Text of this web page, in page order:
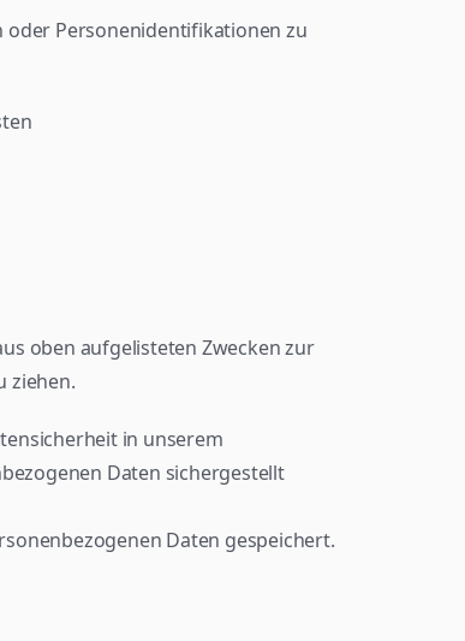
oder Personenidentifikationen zu
oben aufgelisteten Zwecken zur
ziehen.
in unserem
Daten sichergestellt
Daten gespeichert.